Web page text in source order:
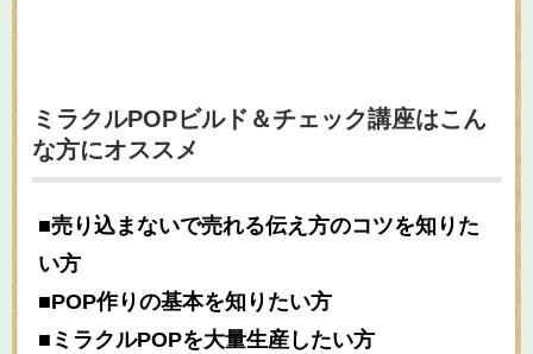
ミラクルPOPビルド＆チェック講座はこん
な方にオススメ
■売り込まないで売れる伝え方のコツを知りた
い方
■POP作りの基本を知りたい方
■ミラクルPOPを大量生産したい方